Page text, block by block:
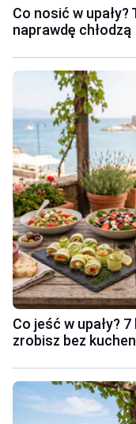
Co nosić w
naprawdę chłodzą
Co jeść w upały?
zrobisz bez